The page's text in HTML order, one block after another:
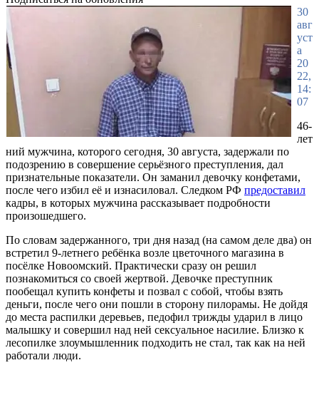
30
авг
уст
а
20
22,
14:
07
46-
лет
ний мужчина, которого сегодня, 30 августа, задержали по
подозрению в совершение серьёзного преступления, дал
признательные показатели. Он заманил девочку конфетами,
после чего избил её и изнасиловал. Следком РФ предоставил
кадры, в которых мужчина рассказывает подробности
произошедшего.
По словам задержанного, три дня назад (на самом деле два) он
встретил 9-летнего ребёнка возле цветочного магазина в
посёлке Новоомский. Практически сразу он решил
познакомиться со своей жертвой. Девочке преступник
пообещал купить конфеты и позвал с собой, чтобы взять
деньги, после чего они пошли в сторону пилорамы. Не дойдя
до места распилки деревьев, педофил трижды ударил в лицо
малышку и совершил над ней сексуальное насилие. Близко к
лесопилке злоумышленник подходить не стал, так как на ней
работали люди.